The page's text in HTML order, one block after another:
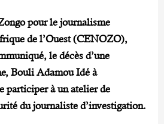
pour le journalisme
de l’Ouest (CENOZO),
le décès d’une
Bouli Adamou Idé à
participer à un atelier de
du journaliste d’investigation.